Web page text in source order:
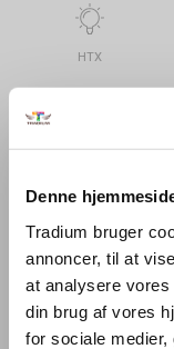
Denne
Tradium bruger
annoncer, til at
at analysere
din brug af vores
for sociale medier,
HTX
Overbliksrapport 2025
Overbliksrapport 2024